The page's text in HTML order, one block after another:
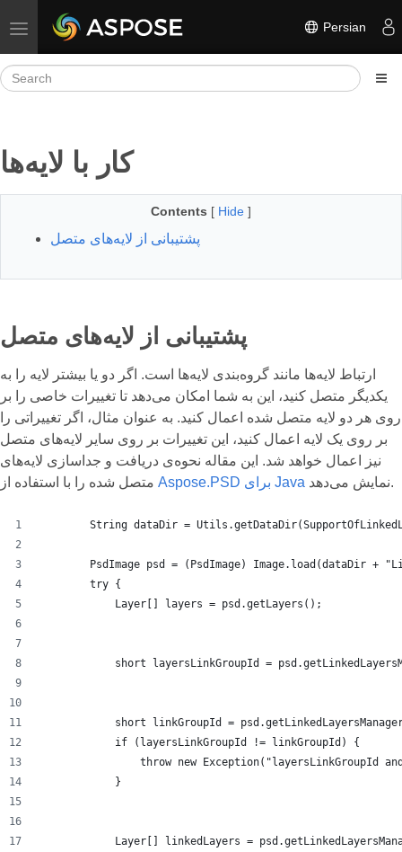
Toggle navigation Persian
کار با لایه‌ها
Contents [ Hide ]
پشتیبانی از لایه‌های متصل
پشتیبانی از لایه‌های متصل
ارتباط لایه‌ها مانند گروه‌بندی لایه‌ها است. اگر دو یا بیشتر لایه را به
یکدیگر متصل کنید، این به شما امکان می‌دهد تا تغییرات خاصی را بر
روی هر دو لایه متصل شده اعمال کنید. به عنوان مثال، اگر تغییراتی را
بر روی یک لایه اعمال کنید، این تغییرات بر روی سایر لایه‌های متصل
نیز اعمال خواهد شد. این مقاله نحوه‌ی دریافت و جداسازی لایه‌های
Aspose.PSD برای Java نمایش می‌دهد.
String dataDir =
PsdImage psd = (PsdImage) Image.load(dataDir +
        try {
            Layer[] layers = psd.getLayers();
short layersLinkGroupId =
short linkGroupId =
            if (layersLinkGroupId != linkGroupId) {
throw new Exception("layersLinkGroupId
            }
Layer[] linkedLayers =